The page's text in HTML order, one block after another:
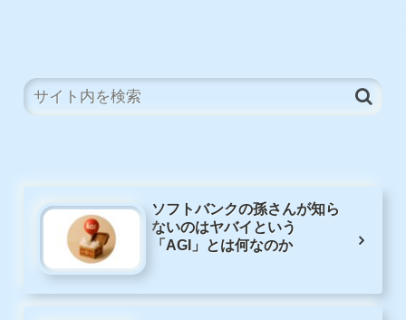
ソフトバンクの孫さんが知ら
ないのはヤバイという
「AGI」とは何なのか